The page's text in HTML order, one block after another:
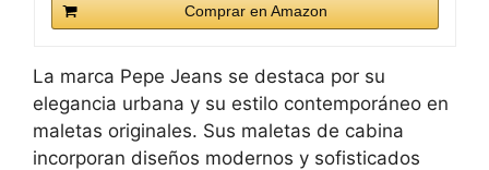
Comprar en Amazon
La marca Pepe Jeans se destaca por su
elegancia urbana y su estilo contemporáneo en
maletas originales. Sus maletas de cabina
incorporan diseños modernos y sofisticados